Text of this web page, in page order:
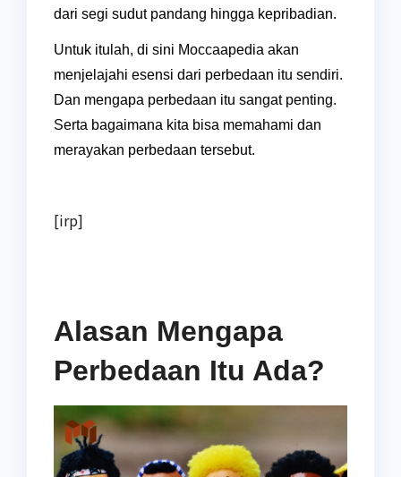
dari segi sudut pandang hingga kepribadian.
Untuk itulah, di sini Moccaapedia akan
menjelajahi esensi dari perbedaan itu sendiri.
Dan mengapa perbedaan itu sangat penting.
Serta bagaimana kita bisa memahami dan
merayakan perbedaan tersebut.
[irp]
Alasan Mengapa
Perbedaan Itu Ada?